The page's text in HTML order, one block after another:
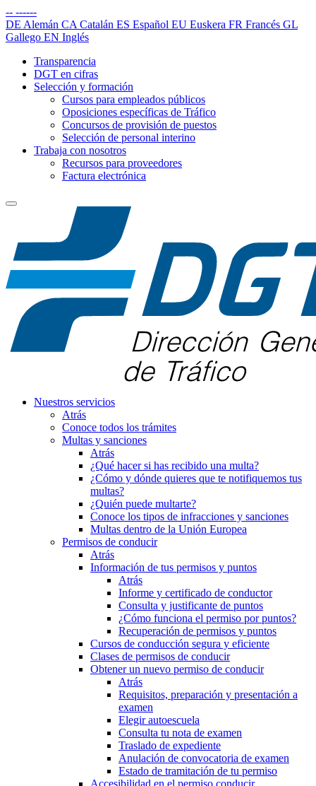
-- ------
DE Alemán CA Catalán ES Español EU Euskera FR Francés GL
Gallego EN Inglés
Transparencia
DGT en cifras
Selección y formación
Cursos para empleados públicos
Oposiciones específicas de Tráfico
Concursos de provisión de puestos
Selección de personal interino
Trabaja con nosotros
Recursos para proveedores
Factura electrónica
Nuestros servicios
Atrás
Conoce todos los trámites
Multas y sanciones
Atrás
¿Qué hacer si has recibido una multa?
¿Cómo y dónde quieres que te notifiquemos tus
multas?
¿Quién puede multarte?
Conoce los tipos de infracciones y sanciones
Multas dentro de la Unión Europea
Permisos de conducir
Atrás
Información de tus permisos y puntos
Atrás
Informe y certificado de conductor
Consulta y justificante de puntos
¿Cómo funciona el permiso por puntos?
Recuperación de permisos y puntos
Cursos de conducción segura y eficiente
Clases de permisos de conducir
Obtener un nuevo permiso de conducir
Atrás
Requisitos, preparación y presentación a
examen
Elegir autoescuela
Consulta tu nota de examen
Traslado de expediente
Anulación de convocatoria de examen
Estado de tramitación de tu permiso